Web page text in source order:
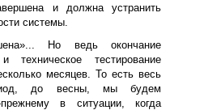
и должна устранить
системы.
Но ведь окончание
техническое тестирование
месяцев. То есть весь
до весны, мы будем
прежнему в ситуации, когда